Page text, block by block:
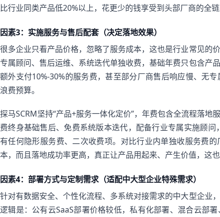
比行业同类产品低20%以上，花更少的钱享受到头部厂商的全
因素3：实施服务与售后配套（决定落地效果）
很多企业只看产品价格，忽略了服务成本，这也是行业常见的
专属顾问、售后运维、系统迭代单独收费，基础年费只包含产
额外支付10%-30%的服务费，甚至部分厂商售后响应慢、无
浪费预算。
探马SCRM坚持“产品+服务一体化定价”，年费包含全流程落
费终身基础售后、免费系统版本迭代，配备行业专属实施顾
有任何隐形服务费、二次收费项。对比行业内单独收服务费
本，而且落地成功率更高，真正让产品用起来、产生价值，这
因素4：部署方式与定制需求（适配中大型企业特殊需求）
针对有数据安全、个性化流程、多系统对接需求的中大型企业
逻辑是：公有云SaaS部署价格较低，私有化部署、混合云部